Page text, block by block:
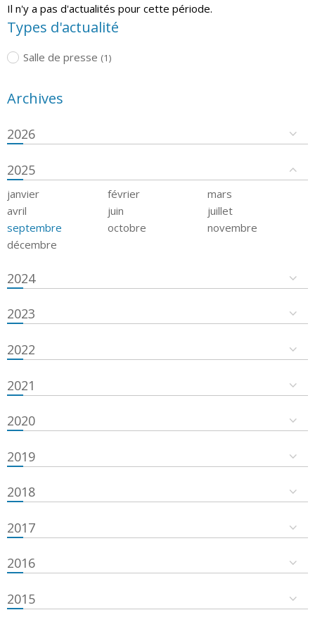
Il n'y a pas d'actualités pour cette période.
Types d'actualité
Salle de presse (1)
Archives
2026
2025
janvier février
mars
avril
juin
juillet
septembre
octobre
novembre
décembre
2024
2023
2022
2021
2020
2019
2018
2017
2016
2015